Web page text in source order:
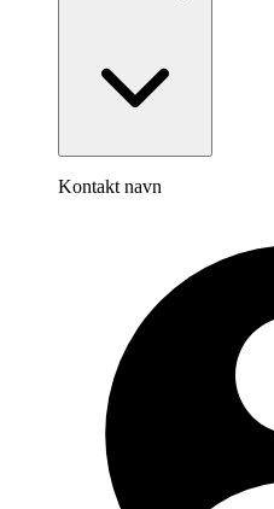
Kontakt navn